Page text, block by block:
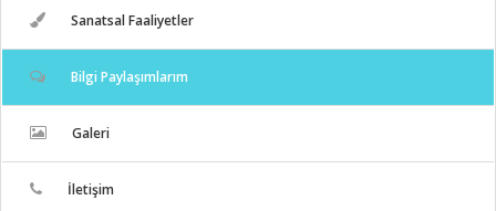
Sanatsal Faaliyetler
Bilgi Paylaşımlarım
Galeri
İletişim